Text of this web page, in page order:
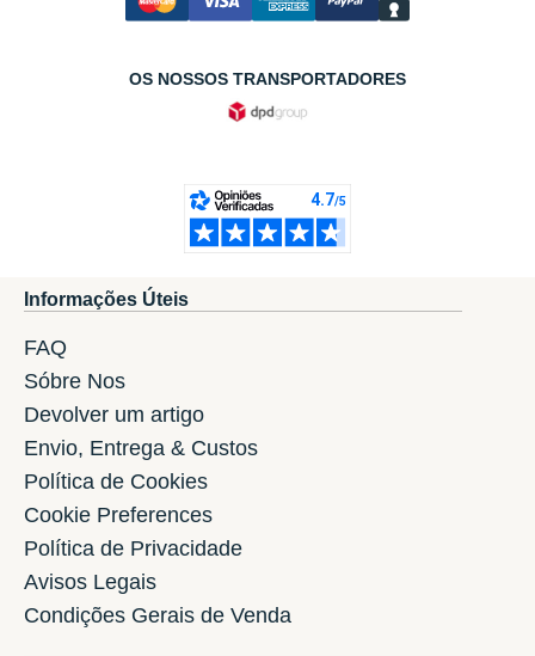
OS NOSSOS TRANSPORTADORES
Informações Úteis
FAQ
Sóbre Nos
Devolver um artigo
Envio, Entrega & Custos
Política de Cookies
Cookie Preferences
Política de Privacidade
Avisos Legais
Condições Gerais de Venda